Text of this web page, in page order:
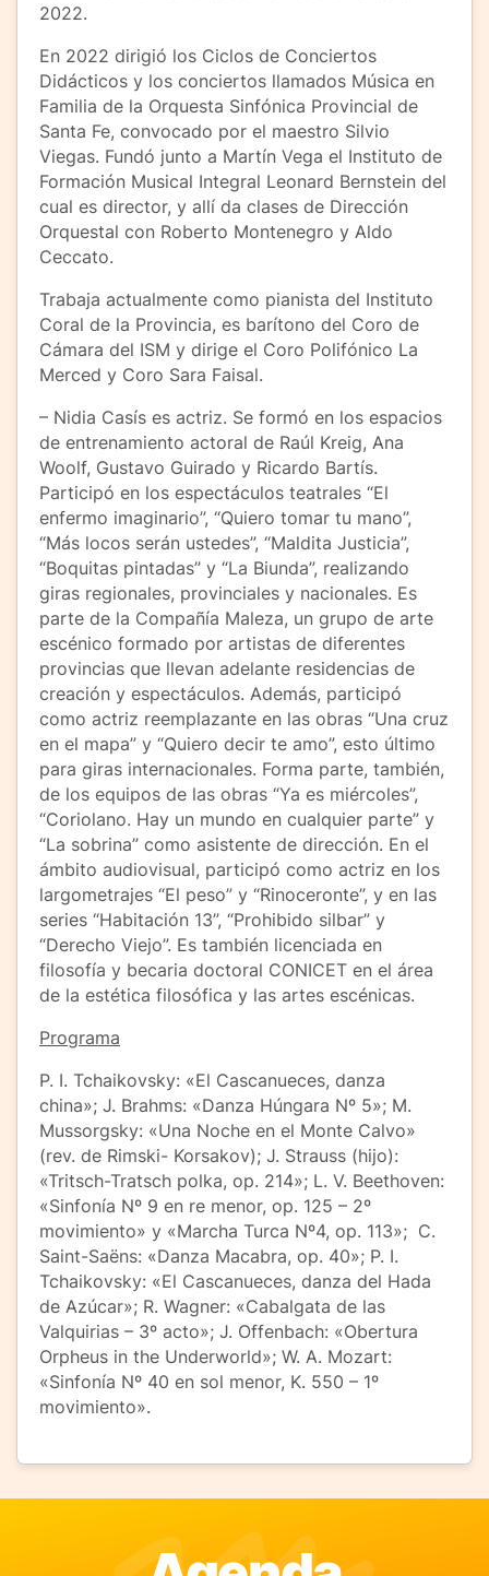
2022.
En 2022 dirigió los Ciclos de Conciertos
Didácticos y los conciertos llamados Música en
Familia de la Orquesta Sinfónica Provincial de
Santa Fe, convocado por el maestro Silvio
Viegas. Fundó junto a Martín Vega el Instituto de
Formación Musical Integral Leonard Bernstein del
cual es director, y allí da clases de Dirección
Orquestal con Roberto Montenegro y Aldo
Ceccato.
Trabaja actualmente como pianista del Instituto
Coral de la Provincia, es barítono del Coro de
Cámara del ISM y dirige el Coro Polifónico La
Merced y Coro Sara Faisal.
– Nidia Casís es actriz. Se formó en los espacios
de entrenamiento actoral de Raúl Kreig, Ana
Woolf, Gustavo Guirado y Ricardo Bartís.
Participó en los espectáculos teatrales “El
enfermo imaginario”, “Quiero tomar tu mano”,
“Más locos serán ustedes”, “Maldita Justicia”,
“Boquitas pintadas” y “La Biunda”, realizando
giras regionales, provinciales y nacionales. Es
parte de la Compañía Maleza, un grupo de arte
escénico formado por artistas de diferentes
provincias que llevan adelante residencias de
creación y espectáculos. Además, participó
como actriz reemplazante en las obras “Una cruz
en el mapa” y “Quiero decir te amo”, esto último
para giras internacionales. Forma parte, también,
de los equipos de las obras “Ya es miércoles”,
“Coriolano. Hay un mundo en cualquier parte” y
“La sobrina” como asistente de dirección. En el
ámbito audiovisual, participó como actriz en los
largometrajes “El peso” y “Rinoceronte”, y en las
series “Habitación 13”, “Prohibido silbar” y
“Derecho Viejo”. Es también licenciada en
filosofía y becaria doctoral CONICET en el área
de la estética filosófica y las artes escénicas.
Programa
P. I. Tchaikovsky: «El Cascanueces, danza
china»; J. Brahms: «Danza Húngara Nº 5»; M.
Mussorgsky: «Una Noche en el Monte Calvo»
(rev. de Rimski- Korsakov); J. Strauss (hijo):
«Tritsch-Tratsch polka, op. 214»; L. V. Beethoven:
«Sinfonía Nº 9 en re menor, op. 125 – 2º
movimiento» y «Marcha Turca Nº4, op. 113»; C.
Saint-Saëns: «Danza Macabra, op. 40»; P. I.
Tchaikovsky: «El Cascanueces, danza del Hada
de Azúcar»; R. Wagner: «Cabalgata de las
Valquirias – 3º acto»; J. Offenbach: «Obertura
Orpheus in the Underworld»; W. A. Mozart:
«Sinfonía Nº 40 en sol menor, K. 550 – 1º
movimiento».